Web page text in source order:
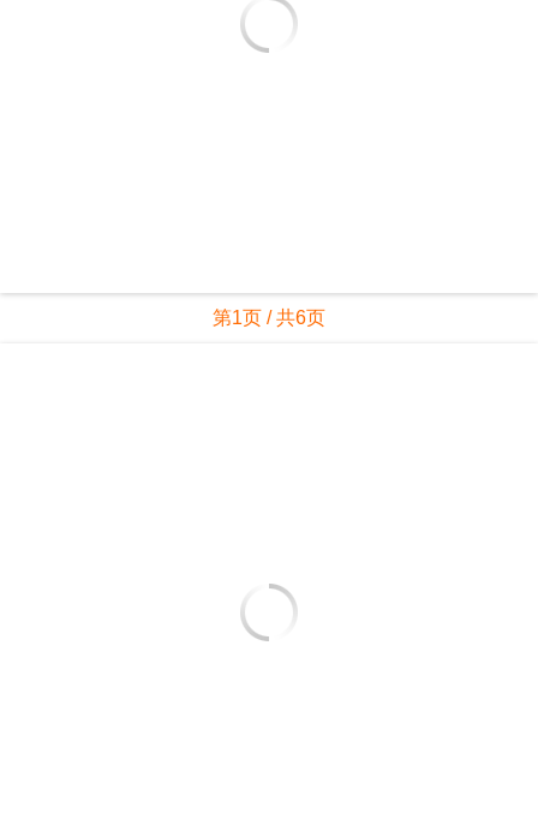
第1页 / 共6页